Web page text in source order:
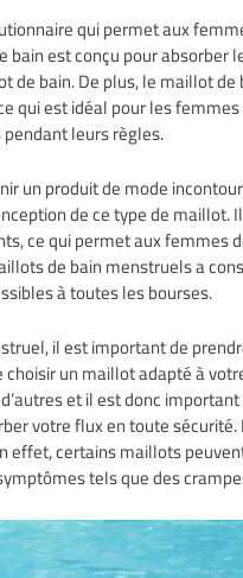
qui permet aux
est conçu pour absorber
de bain. De plus, le maillot
qui est idéal pour les
leurs règles.
un produit de mode
de ce type de maillot.
ce qui permet aux femmes
de bain menstruels a
à toutes les bourses.
il est important de
un maillot adapté à
et il est donc important
votre flux en toute
certains maillots
tels que des